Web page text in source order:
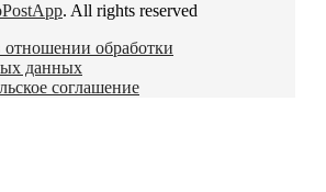
. All rights reserved
обработки
данных
соглашение